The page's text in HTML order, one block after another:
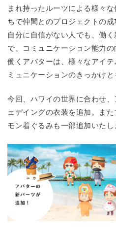
まれ持ったルーツによる様々
ちで仲間とのプロジェクトの成
自分に自信がない人でも、働
で、コミュニケーション能力
働くアバターは、様々なアイ
ミュニケーションのきっかけと
今回、ハワイの世界に合わせ
ェデイングの衣装を追加。ま
モン着ぐるみも一部追加いたし